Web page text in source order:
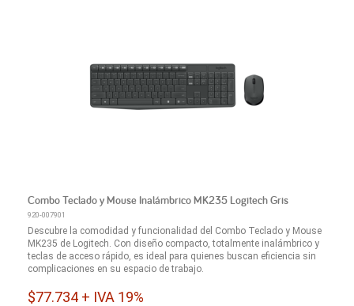
Combo Teclado y Mouse Inalámbrico MK235 Logitech Gris
920-007901
Descubre la comodidad y funcionalidad del Combo Teclado y Mouse
MK235 de Logitech. Con diseño compacto, totalmente inalámbrico y
teclas de acceso rápido, es ideal para quienes buscan eficiencia sin
complicaciones en su espacio de trabajo.
$77.734 + IVA 19%